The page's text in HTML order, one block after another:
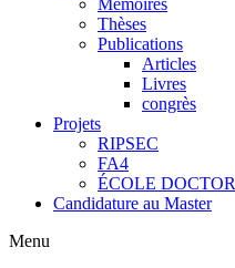
Mémoires
Thèses
Publications
Articles
Livres
congrès
Projets
RIPSEC
FA4
ÉCOLE
Candidature au Master
Menu